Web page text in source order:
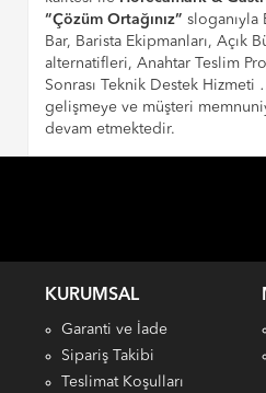
“Çözüm Ortağınız” sloganıyla
Bar, Barista Ekipmanları, Açık
alternatifleri, Anahtar Teslim
Sonrası Teknik Destek
gelişmeye ve müşteri
devam etmektedir.
KURUMSAL
Garanti ve İade
Sipariş Takibi
Teslimat Koşulları